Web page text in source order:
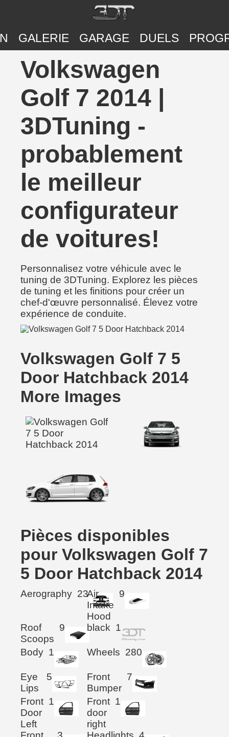
GALERIE GARAGE DUELS
Volkswagen
Golf 7 2014 |
3DTuning -
probablement
le meilleur
configurateur
de voitures!
Personnalisez votre véhicule avec le
tuning de 3DTuning. Explorez les pièces
de tuning et les finitions pour créer un
chef-d'œuvre personnalisé. Élevez votre
expérience de conduite.
Volkswagen Golf 7 5
Door Hatchback 2014
More Images
Pièces disponibles
pour Volkswagen Golf 7
5 Door Hatchback 2014
Aerography 23Air
Intake
Hood
9
Roof
Scoops
9 black 1
Body 1 Wheels 280
Eye
Lips
5
Front
Bumper
7
Front
Door
Left
1
Front
door
right
1